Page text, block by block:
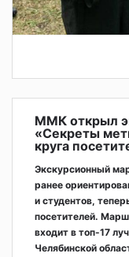
ММК открыл
«Секреты
круга
Экскурсионный
ранее
и студентов,
посетителей.
входит в топ-17
Челябинской